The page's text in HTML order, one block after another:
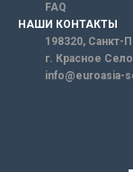
FAQ
НАШИ КОНТАКТЫ
198320, Санкт-
г. Красное
info@euroasia-